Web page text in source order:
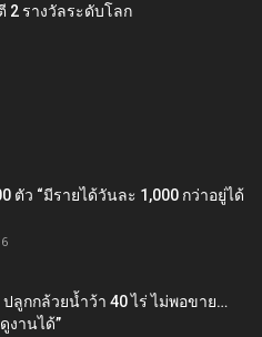
2 รางวัลระดับโลก
ตัว “มีรายได้วันละ 1,000 กว่าอยู่ได้
ปลูกกล้วยน้ำว้า 40 ไร่ ไม่พอขาย…
งานได้”‬